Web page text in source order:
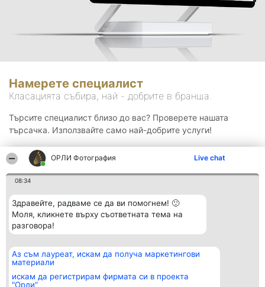
ОРЛИ Фотография Live chat
08:34
Здравейте, радваме се да ви помогнем! 🙂
Моля, кликнете върху съответната тема на
разговора!
Аз съм лауреат, искам да получа маркетингови
материали
искам да регистрирам фирмата си в проекта
"Орли"
Намерете специалист
Класацията събира, най - добрите в бранша.
Търсите специалист близо до вас? Проверете нашата
търсачка. Използвайте само най-добрите услуги!
Организатор на
класиране
BulevardulAleea Timișul De
Класация
всички
Контакти